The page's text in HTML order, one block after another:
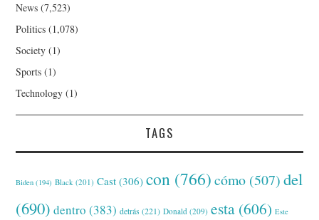
News (7,523)
Politics (1,078)
Society (1)
Sports (1)
Technology (1)
TAGS
Biden (194) Black (201) Cast (306) con (766) cómo (507) del
(690) dentro (383) detrás (221) Donald (209) esta (606) Este